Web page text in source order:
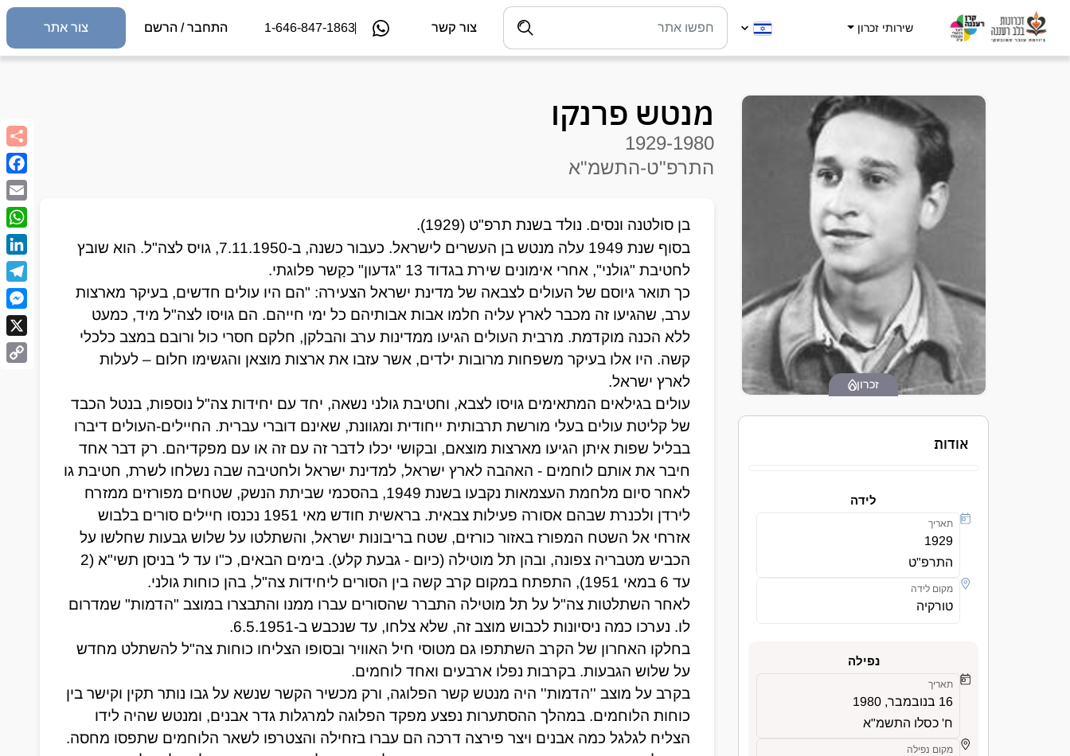
שירותי זכרון צור קשר 1-646-847-1863 התחבר / הרשם צור אתר
זכרון
אודות
לידה
תאריך
1929
התרפ"ט
מקום לידה
טורקיה
נפילה
תאריך
16 בנובמבר, 1980
ח' כסלו התשמ"א
מקום נפילה
מנטש פרנקו
1929-1980
התרפ"ט-התשמ"א
בן סולטנה ונסים. נולד בשנת תרפ"ט (1929).
לחטיבת "גולני", אחרי אימונים שירת בגדוד 13 "גדעון" כקַשר פלוגתי.
לארץ ישראל.
חיבר את אותם לוחמים - האהבה לארץ ישראל, למדינת ישראל ולחטיבה שבה נשלחו לשרת, חטיבת גולני".
עד 6 במאי 1951), התפתח במקום קרב קשה בין הסורים ליחידות צה"ל, בהן כוחות גולני.
לו. נערכו כמה ניסיונות לכבוש מוצב זה, שלא צלחו, עד שנכבש ב-6.5.1951.
על שלוש הגבעות. בקרבות נפלו ארבעים ואחד לוחמים.
הצליח לגלגל כמה אבנים ויצר פירצה דרכה הם עברו בזחילה והצטרפו לשאר הלוחמים שתפסו מחסה.
X